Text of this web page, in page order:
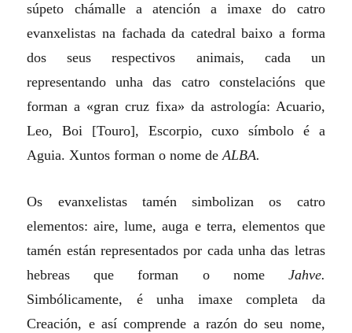
súpeto chámalle a atención a imaxe do catro
evanxelistas na fachada da catedral baixo a forma
dos seus respectivos animais, cada un
representando unha das catro constelacións que
forman a «gran cruz fixa» da astrología: Acuario,
Leo, Boi [Touro], Escorpio, cuxo símbolo é a
Aguia. Xuntos forman o nome deALBA.
Os evanxelistas tamén simbolizan os catro
elementos: aire, lume, auga e terra, elementos que
tamén están representados por cada unha das letras
hebreas que forman o nome Jahve.
Simbólicamente, é unha imaxe completa da
Creación, e así comprende a razón do seu nome,